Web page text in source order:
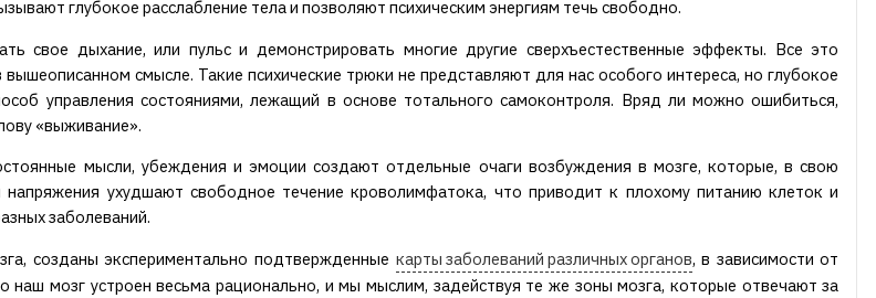
глубокое расслабление тела и позволяют психическим энергиям течь свободно.
свое дыхание, или пульс и демонстрировать многие другие сверхъестественные эффекты. Все это
смысле. Такие психические трюки не представляют для нас особого интереса, но глубокое
управления состояниями, лежащий в основе тотального самоконтроля. Вряд ли можно ошибиться,
«выживание».
мысли, убеждения и эмоции создают отдельные очаги возбуждения в мозге, которые, в свою
ухудшают свободное течение кроволимфатока, что приводит к плохому питанию клеток и
заболеваний.
созданы экспериментально подтвержденные карты заболеваний различных органов, в зависимости от
наш мозг устроен весьма рационально, и мы мыслим, задействуя те же зоны мозга, которые отвечают за